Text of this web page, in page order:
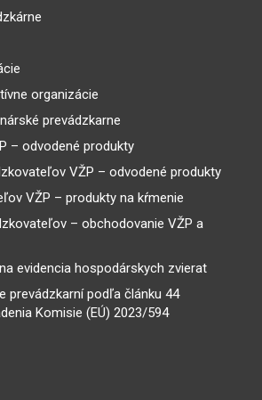
organizácie
prevádzkarne
– odvodené produkty
VŽP – odvodené produkty
VŽP – produkty na kŕmenie
– obchodovanie VŽP a
evidencia hospodárskych zvierat
prevádzkarní podľa článku 44
Komisie (EÚ) 2023/594